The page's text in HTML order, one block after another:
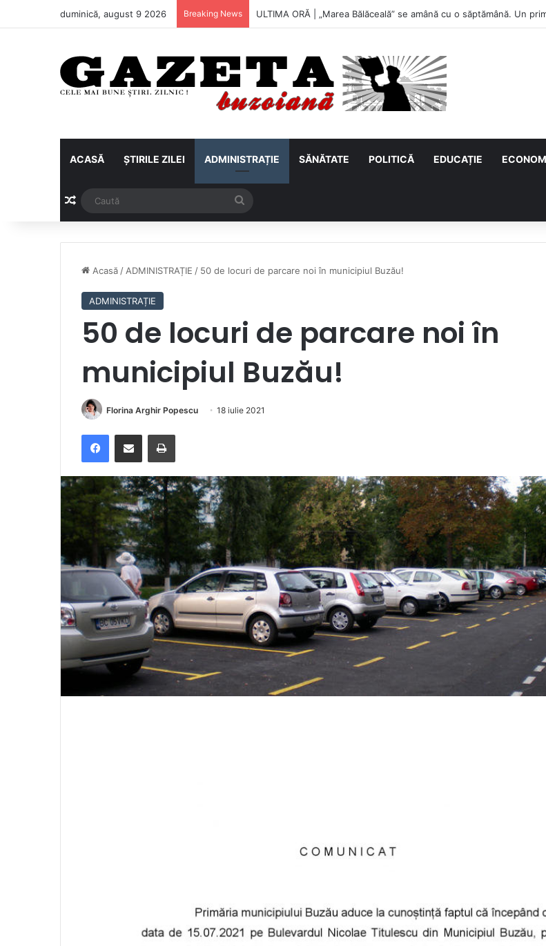
duminică, august 9 2026 Breaking News Metalul Buzău, primul meci acasă în noul sezon de Liga 2. Obiectiv
ACASĂ ȘTIRILE ZILEI ADMINISTRAȚIE SĂNĂTATE POLITICĂ EDUCAȚIE
Articol aleatoriu
Acasă / ADMINISTRAȚIE / 50 de locuri de parcare noi în municipiul Buzău!
ADMINISTRAȚIE
50 de locuri de parcare noi în
municipiul Buzău!
Florina Arghir Popescu 18 iulie 2021
FacebookDistribuie prin e-mail Imprimare